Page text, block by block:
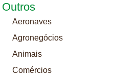
Outros
Aeronaves
Agronegócios
Animais
Comércios